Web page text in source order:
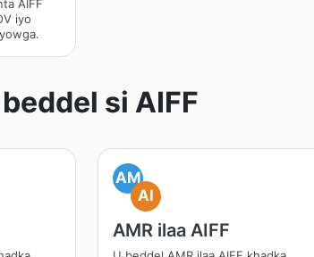
AIFF
iyo
beddel si AIFF
AM
AI
AMR ilaa AIFF